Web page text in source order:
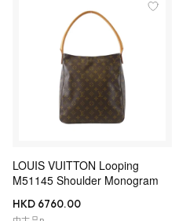
LOUIS VUITTON Looping
M51145 Shoulder Monogram
HKD 6760.00